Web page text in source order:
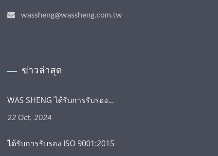
wassheng@wassheng.com.tw
ข่าวล่าสุด
WAS SHENG ได้รับการรับรอง...
22 Oct, 2024
ได้รับการรับรอง ISO 9001:2015